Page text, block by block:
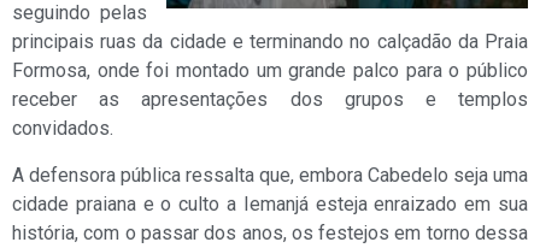
seguindo pelas
principais ruas da cidade e terminando no calçadão da Praia
Formosa, onde foi montado um grande palco para o público
receber as apresentações dos grupos e templos
convidados.
A defensora pública ressalta que, embora Cabedelo seja uma
cidade praiana e o culto a Iemanjá esteja enraizado em sua
história, com o passar dos anos, os festejos em torno dessa